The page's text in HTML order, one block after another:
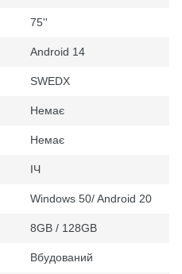
75''
Android 14
SWEDX
Немає
Немає
ІЧ
Windows 50/ Android 20
8GB / 128GB
Вбудований